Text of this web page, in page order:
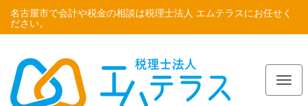
名古屋市で会計や税金の相談は税理士法人 エムテラスにお任せく
ださい。